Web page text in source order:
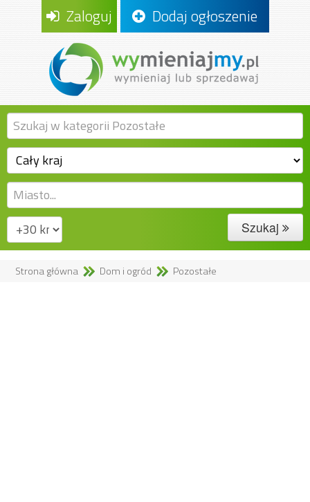
Zaloguj Dodaj ogłoszenie
Szukaj
Strona główna Dom i ogród Pozostałe